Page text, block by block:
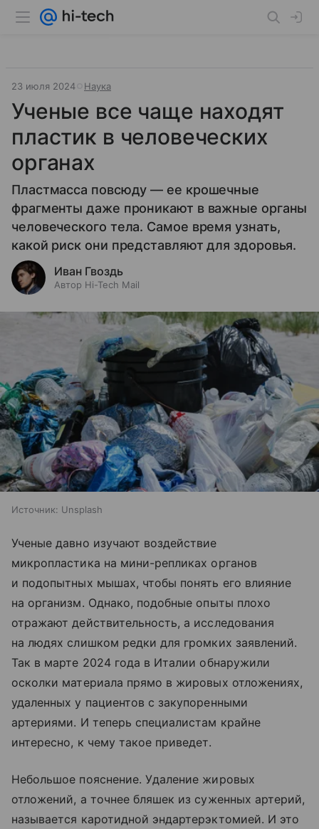
23 июля 2024 Наука
Ученые все чаще находят
пластик в человеческих
органах
Пластмасса повсюду — ее крошечные
фрагменты даже проникают в важные органы
человеческого тела. Самое время узнать,
какой риск они представляют для здоровья.
Иван Гвоздь
Автор Hi-Tech Mail
Источник: Unsplash
Ученые давно изучают воздействие
микропластика на мини-репликах органов
и подопытных мышах, чтобы понять его влияние
на организм. Однако, подобные опыты плохо
отражают действительность, а исследования
на людях слишком редки для громких заявлений.
Так в марте 2024 года в Италии обнаружили
осколки материала прямо в жировых отложениях,
удаленных у пациентов с закупоренными
артериями. И теперь специалистам крайне
интересно, к чему такое приведет.
Небольшое пояснение. Удаление жировых
отложений, а точнее бляшек из суженных артерий,
называется каротидной эндартерэктомией. И это